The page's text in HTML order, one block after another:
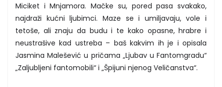
Miciket i Mnjamora. Mačke su, pored pasa svakako,
najdraži kućni ljubimci. Maze se i umiljavaju, vole i
tetoše, ali znaju da budu i te kako opasne, hrabre i
neustrašive kad ustreba – baš kakvim ih je i opisala
Jasmina Malešević u pričama „Ljubav u Fantomgradu“
„Zaljubljeni fantomobili“ i „Špijuni njenog Veličanstva“.